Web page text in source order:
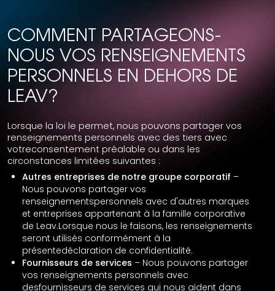
COMMENT PARTAGEONS-
NOUS VOS RENSEIGNEMENTS
PERSONNELS EN DEHORS DE
LEAV?
Lorsque la loi le permet, nous pouvons partager vos
renseignements personnels avec des tiers avec
votreconsentement préalable ou dans les
circonstances limitées suivantes :
Autres entreprises de notre groupe corporatif –
Nous pouvons partager vos
renseignementspersonnels avec d'autres marques
et entreprises appartenant à la famille corporative
de Leav.Lorsque nous le faisons, les renseignements
seront utilisés conformément à la
présentedéclaration de confidentialité.
Fournisseurs de services – Nous pouvons partager
vos renseignements personnels avec
desfournisseurs de services qui nous aident dans